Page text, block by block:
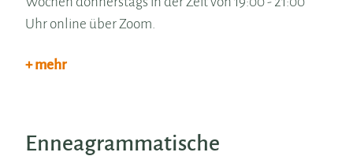
Uhr online über Zoom.
+ mehr
Enneagrammatische